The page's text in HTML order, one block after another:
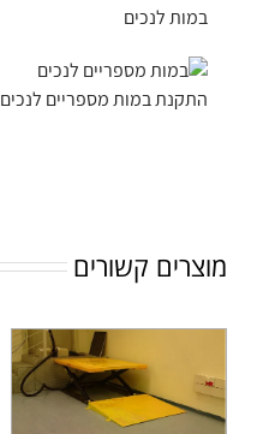
במות לנכים
התקנת במות מספריים לנכים
מוצרים קשורים